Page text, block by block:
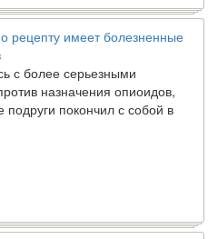
рецепту имеет болезненные
с более серьезными
назначения опиоидов,
подруги покончил с собой в